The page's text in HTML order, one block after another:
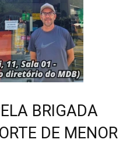
BRIGADA
DE MENOR